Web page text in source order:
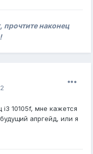
прочтите наконец
i3 10105f, мне кажется
апргейд, или я